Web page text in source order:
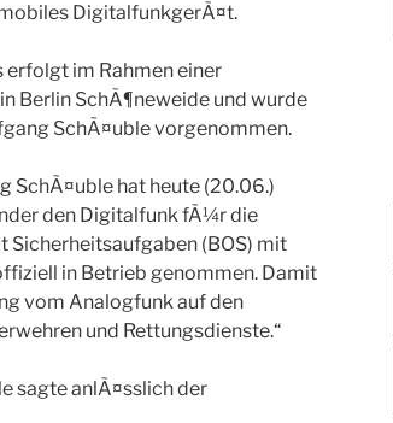
DigitalfunkgerÃ¤t.
im Rahmen einer
Berlin SchÃ¶neweide und wurde
SchÃ¤uble vorgenommen.
SchÃ¤uble hat heute (20.06.)
den Digitalfunk fÃ¼r die
Sicherheitsaufgaben (BOS) mit
in Betrieb genommen. Damit
vom Analogfunk auf den
und Rettungsdienste.“
sagte anlÃ¤sslich der